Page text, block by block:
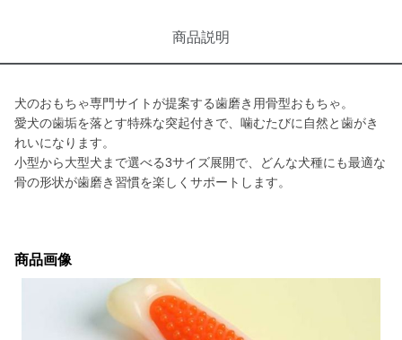
商品説明
犬のおもちゃ専門サイトが提案する歯磨き用骨型おもちゃ。
愛犬の歯垢を落とす特殊な突起付きで、噛むたびに自然と歯がき
れいになります。
小型から大型犬まで選べる3サイズ展開で、どんな犬種にも最適な
骨の形状が歯磨き習慣を楽しくサポートします。
商品画像